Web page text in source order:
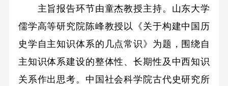
主旨报告环节由童杰教授主持。山东大学
儒学高等研究院陈峰教授以《关于构建中国历
史学自主知识体系的几点常识》为题，围绕自
主知识体系建设的整体性、长期性及中西知识
关系作出思考。中国社会科学院古代史研究所